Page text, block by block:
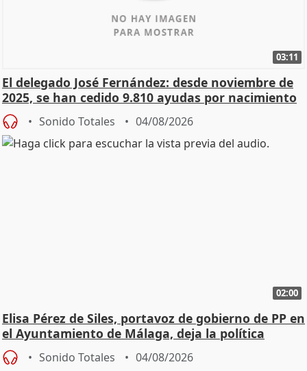
03:11
El delegado José Fernández: desde noviembre de
2025, se han cedido 9.810 ayudas por nacimiento
Sonido Totales 04/08/2026
02:00
Elisa Pérez de Siles, portavoz de gobierno de PP en
el Ayuntamiento de Málaga, deja la política
Sonido Totales 04/08/2026